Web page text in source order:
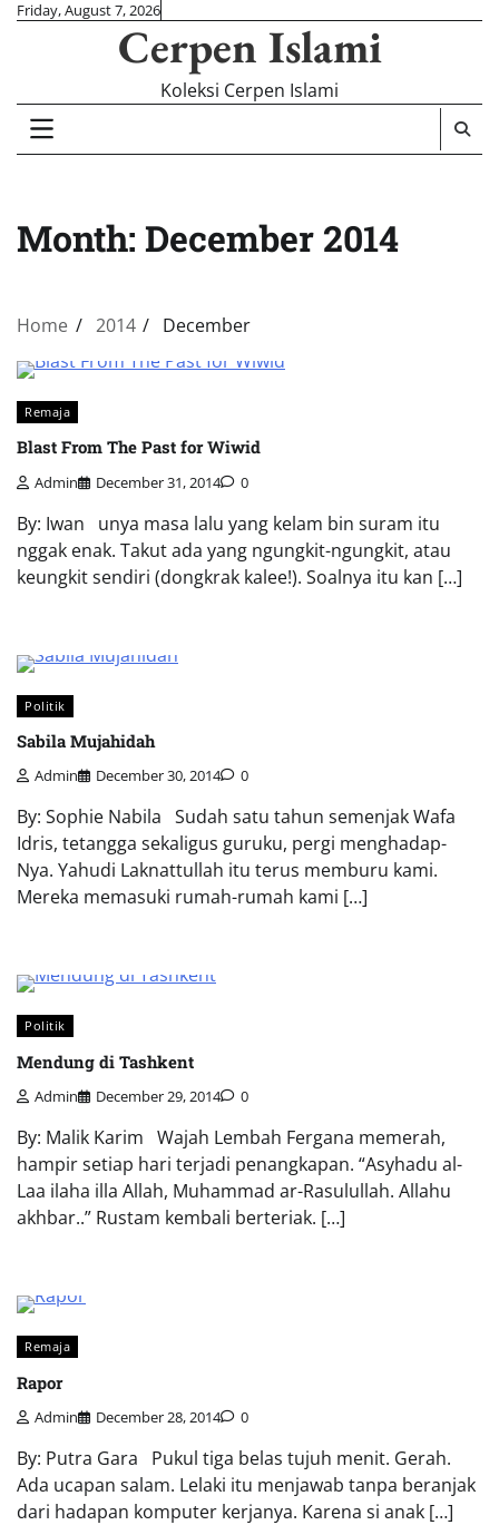
SkipFriday, August 7, 2026
Cerpen Islami
Koleksi Cerpen Islami
Month: December 2014
Home 2014 December
Remaja
Blast From The Past for Wiwid
Admin December 31, 2014 0
By: Iwan unya masa lalu yang kelam bin suram itu
nggak enak. Takut ada yang ngungkit-ngungkit, atau
keungkit sendiri (dongkrak kalee!). Soalnya itu kan […]
Politik
Sabila Mujahidah
Admin December 30, 2014 0
By: Sophie Nabila Sudah satu tahun semenjak Wafa
Idris, tetangga sekaligus guruku, pergi menghadap-
Nya. Yahudi Laknattullah itu terus memburu kami.
Mereka memasuki rumah-rumah kami […]
Politik
Mendung di Tashkent
Admin December 29, 2014 0
By: Malik Karim Wajah Lembah Fergana memerah,
hampir setiap hari terjadi penangkapan. “Asyhadu al-
Laa ilaha illa Allah, Muhammad ar-Rasulullah. Allahu
akhbar..” Rustam kembali berteriak. […]
Remaja
Rapor
Admin December 28, 2014 0
By: Putra Gara Pukul tiga belas tujuh menit. Gerah.
Ada ucapan salam. Lelaki itu menjawab tanpa beranjak
dari hadapan komputer kerjanya. Karena si anak […]